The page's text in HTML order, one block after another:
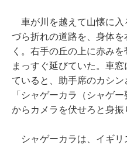
車が川を越えて山懐に入
づら折れの道路を、身体
く。右手の丘の上に赤み
まっすぐ延びていた。車
ていると、助手席のカシン
「シャゲーカラ（シャゲ
からカメラを伏せろと身振
シャゲーカラは、イギリ